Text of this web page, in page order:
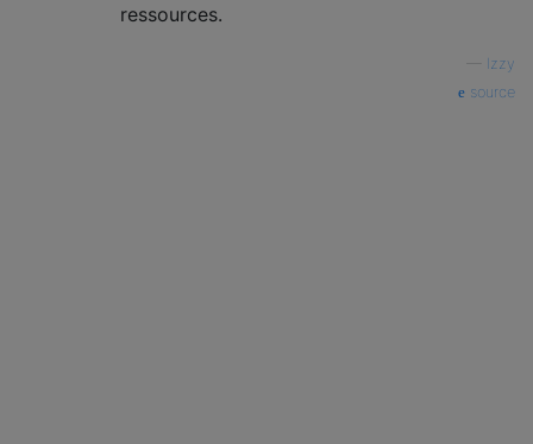
ressources.
Izzy
source